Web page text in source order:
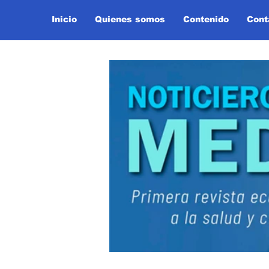
Inicio Quienes somos Contenido